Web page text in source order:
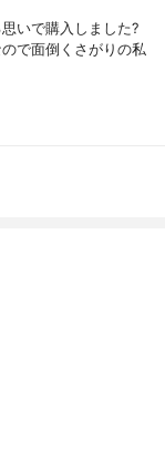
いで購入しました?
で面倒くさがりの私